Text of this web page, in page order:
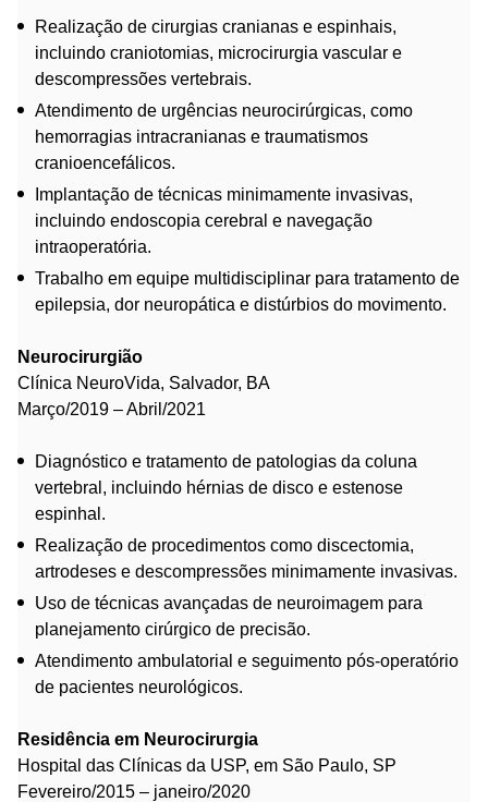
Realização de cirurgias cranianas e espinhais,
incluindo craniotomias, microcirurgia vascular e
descompressões vertebrais.
Atendimento de urgências neurocirúrgicas, como
hemorragias intracranianas e traumatismos
cranioencefálicos.
Implantação de técnicas minimamente invasivas,
incluindo endoscopia cerebral e navegação
intraoperatória.
Trabalho em equipe multidisciplinar para tratamento de
epilepsia, dor neuropática e distúrbios do movimento.
Neurocirurgião
Clínica NeuroVida, Salvador, BA
Março/2019 – Abril/2021
Diagnóstico e tratamento de patologias da coluna
vertebral, incluindo hérnias de disco e estenose
espinhal.
Realização de procedimentos como discectomia,
artrodeses e descompressões minimamente invasivas.
Uso de técnicas avançadas de neuroimagem para
planejamento cirúrgico de precisão.
Atendimento ambulatorial e seguimento pós-operatório
de pacientes neurológicos.
Residência em Neurocirurgia
Hospital das Clínicas da USP, em São Paulo, SP
Fevereiro/2015 – janeiro/2020